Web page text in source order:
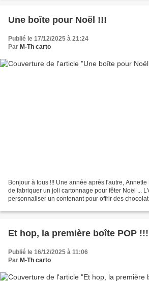
Une boîte pour Noël !!!
Publié le 17/12/2025 à 21:24
Par M-Th carto
Bonjour à tous !!! Une année après l'autre,
de fabriquer un joli cartonnage pour fêter Noël ...
personnaliser un contenant pour offrir des
Et hop, la première boîte POP !!!
Publié le 16/12/2025 à 11:06
Par M-Th carto